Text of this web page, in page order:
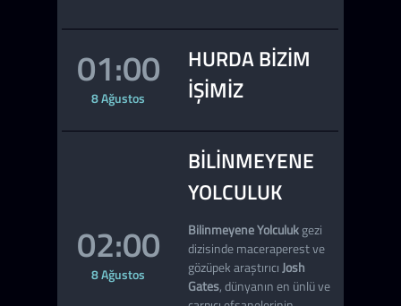
01:00
8 Ağustos
HURDA BIZIM
İŞIMIZ
02:00
8 Ağustos
BILINMEYENE
YOLCULUK
Bilinmeyene Yolculukgezi
dizisinde maceraperest ve
gözüpek araştırıcıJosh
Gates, dünyanın en ünlü ve